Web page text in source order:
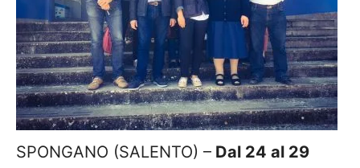
SPONGANO (SALENTO) – Dal 24 al 29